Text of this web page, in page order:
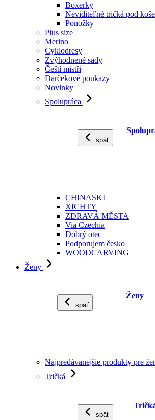
Boxerky
Neviditeľné tričká pod
Ponožky
Plus size
Merino
Cyklodresy
Zvýhodnené sady
Čeští mistři
Darčekové poukazy
Novinky
Spolupráca
späť
CHINASKI
XICHTY
ZDRAVÁ MĚSTA
Via Czechia
Dobrý otec
Podporujem česko
WOODCARVING
Ženy
späť
Ženy
Najpredávanejšie produkty pre
Tričká
späť